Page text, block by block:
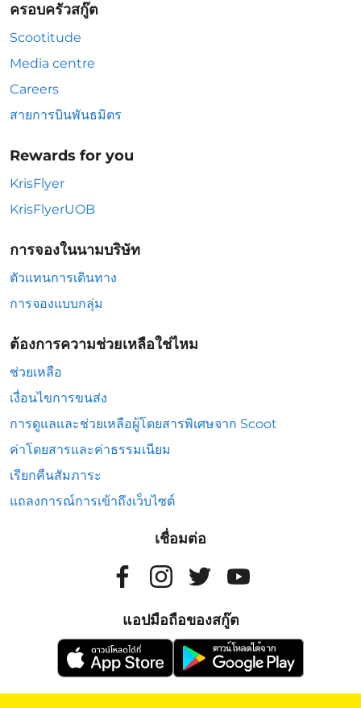
ครอบครัวสกู๊ต
Scootitude
Media centre
Careers
สายการบินพันธมิตร
Rewards for you
KrisFlyer
KrisFlyerUOB
การจองในนามบริษัท
ตัวแทนการเดินทาง
การจองแบบกลุ่ม
ต้องการความช่วยเหลือใช่ไหม
ช่วยเหลือ
เงื่อนไขการขนส่ง
การดูแลและช่วยเหลือผู้โดยสารพิเศษจาก Scoot
ค่าโดยสารและค่าธรรมเนียม
เรียกคืนสัมภาระ
แถลงการณ์การเข้าถึงเว็บไซต์
เชื่อมต่อ
แอปมือถือของสกู๊ต